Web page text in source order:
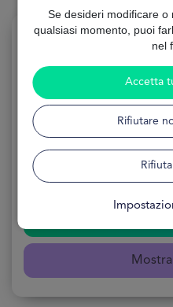
Se desideri modificare o
qualsiasi momento, puoi
nel
Accetta
Rifiutare
Mini